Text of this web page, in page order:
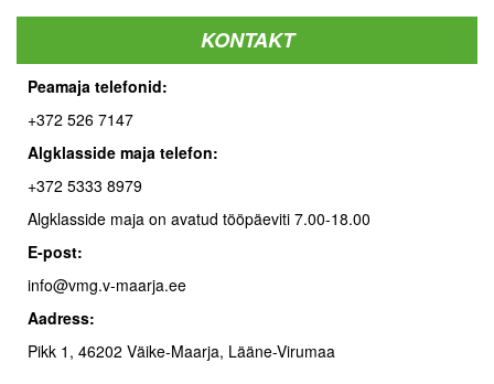
KONTAKT
Peamaja telefonid:
+372 526 7147
Algklasside maja telefon:
+372 5333 8979
Algklasside maja on avatud tööpäeviti 7.00-18.00
E-post:
info@vmg.v-maarja.ee
Aadress:
Pikk 1, 46202 Väike-Maarja, Lääne-Virumaa